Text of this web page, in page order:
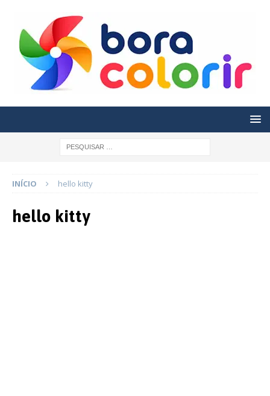
INÍCIO hello kitty
hello kitty